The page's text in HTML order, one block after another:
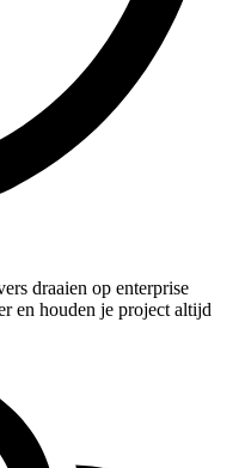
draaien op enterprise
en houden je project altijd